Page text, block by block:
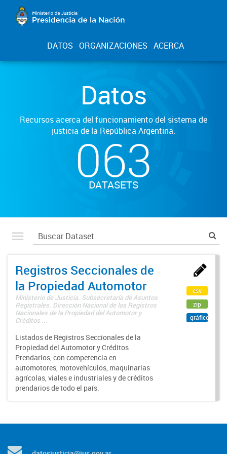
DATOS ORGANIZACIONES ACERCA
Datos
Recursos acerca del funcionamiento del sistema de
justicia de la República Argentina.
063
DATASETS
Registros Seccionales de
la Propiedad Automotor
Ministerio de Justicia. Subsecretaría de Asuntos
Registrales. Dirección Nacional de los Registros
Nacionales de la Propiedad del Automotor y
Créditos ...
Listados de Registros Seccionales de la
Propiedad del Automotor y Créditos
Prendarios, con competencia en
automotores, motovehículos, maquinarias
agrícolas, viales e industriales y de créditos
prendarios de todo el país.
csv
zip
gráfico